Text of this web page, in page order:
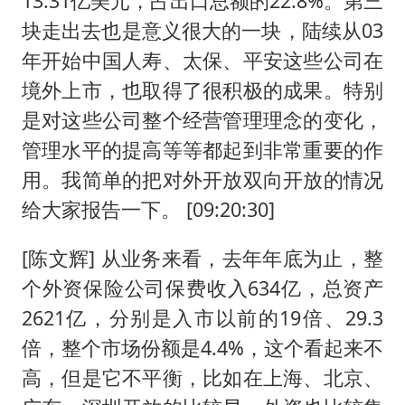
块走出去也是意义很大的一块，陆续从03
年开始中国人寿、太保、平安这些公司在
境外上市，也取得了很积极的成果。特别
是对这些公司整个经营管理理念的变化，
管理水平的提高等等都起到非常重要的作
用。我简单的把对外开放双向开放的情况
给大家报告一下。 [09:20:30]
[陈文辉] 从业务来看，去年年底为止，整
个外资保险公司保费收入634亿，总资产
2621亿，分别是入市以前的19倍、29.3
倍，整个市场份额是4.4%，这个看起来不
高，但是它不平衡，比如在上海、北京、